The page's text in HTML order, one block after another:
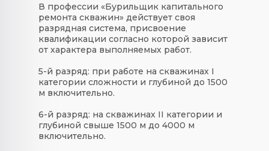
В профессии «Бурильщик капитального
ремонта скважин» действует своя
разрядная система, присвоение
квалификации согласно которой зависит
от характера выполняемых работ.
5-й разряд: при работе на скважинах I
категории сложности и глубиной до 1500
м включительно.
6-й разряд: на скважинах II категории и
глубиной свыше 1500 м до 4000 м
включительно.